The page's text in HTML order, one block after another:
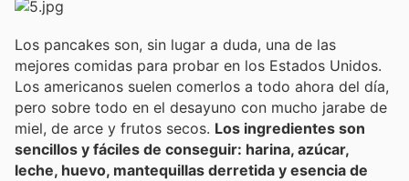
Los pancakes son, sin lugar a duda, una de las
mejores comidas para probar en los Estados Unidos.
Los americanos suelen comerlos a todo ahora del día,
pero sobre todo en el desayuno con mucho jarabe de
miel, de arce y frutos secos. Los ingredientes son
sencillos y fáciles de conseguir: harina, azúcar,
leche, huevo, mantequillas derretida y esencia de